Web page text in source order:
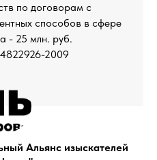
по договорам с
способов в сфере
- 25 млн. руб.
2009
Альянс изыскателей